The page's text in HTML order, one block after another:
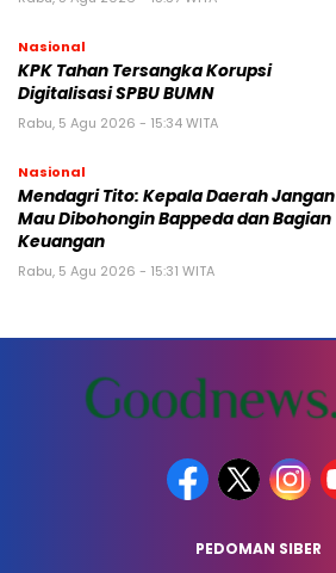
Nasional
KPK Tahan Tersangka Korupsi
Digitalisasi SPBU BUMN
Rabu, 5 Agu 2026 - 15:34 WITA
Nasional
Mendagri Tito: Kepala Daerah Jangan
Mau Dibohongin Bappeda dan Bagian
Keuangan
Rabu, 5 Agu 2026 - 15:31 WITA
PEDOMAN SIBER